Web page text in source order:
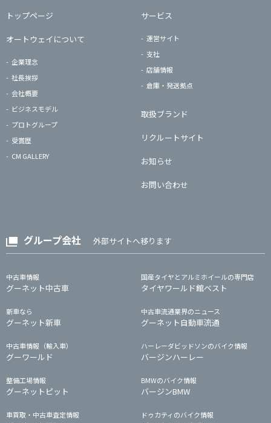
トップページ
オートウェイについて
企業理念
社長挨拶
会社概要
ビジネスモデル
プロトグループ
受賞歴
CM GALLERY
サービス
運営サイト
支社
店舗情報
倉庫・発送拠点
取扱ブランド
リクルートサイト
お知らせ
お問い合わせ
グループ会社 外部サイトへ移ります
中古車情報
グーネット中古車
新車なら
グーネット新車
中古車情報（輸入車）
グーワールド
整備工場情報
グーネットピット
車買取・中古車査定情報
国産タイヤとアルミホイールの専門店
タイヤワールド館ベスト
中古車流通業界のニュース
グーネット自動車流通
ハーレーダビッドソンのバイク情報
バージンハーレー
BMWのバイク情報
バージンBMW
ドゥカティのバイク情報